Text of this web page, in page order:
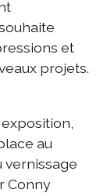
et
projets.
au
vernissage
Conny